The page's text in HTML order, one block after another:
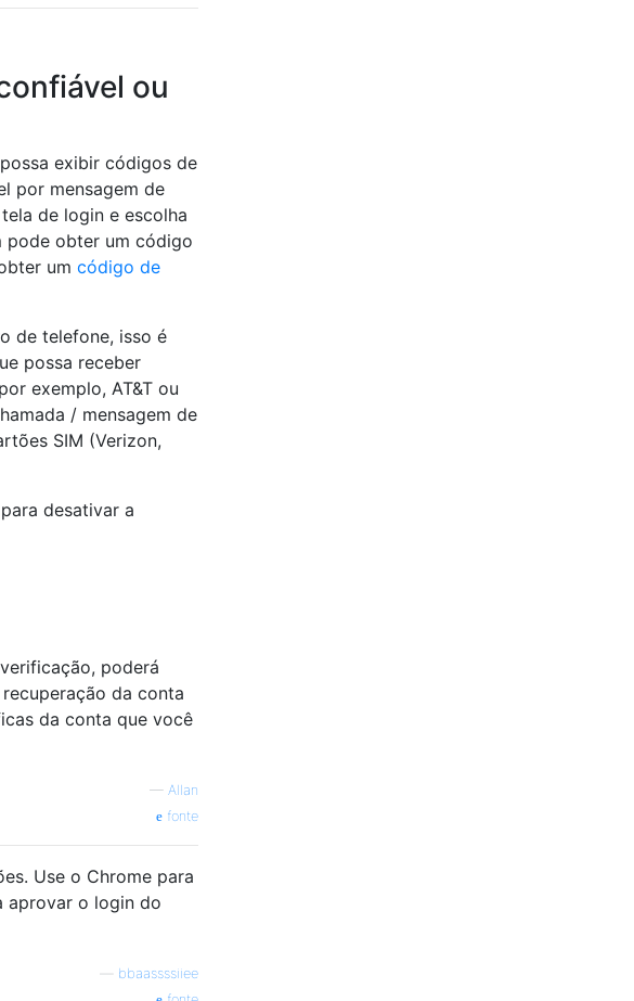
ou
exibir códigos de
por mensagem de
de login e escolha
pode obter um código
um código de
de telefone, isso é
possa receber
exemplo, AT&T ou
/ mensagem de
SIM (Verizon,
desativar a
poderá
recuperação da conta
da conta que você
— Allan
fonte
Use o Chrome para
aprovar o login do
bbaassssiiee